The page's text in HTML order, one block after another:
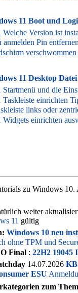
11 Boot und
Welche Version ist
anmelden Pin
11 Desktop
Startmenü und die
Taskleiste einrichten
links oder
Widgets einrichten
zu Windows
weiter
11 gültig
Windows 10 neu
ohne TPM und
Final: 22H2 19045
14.07.2026
ESU
zum